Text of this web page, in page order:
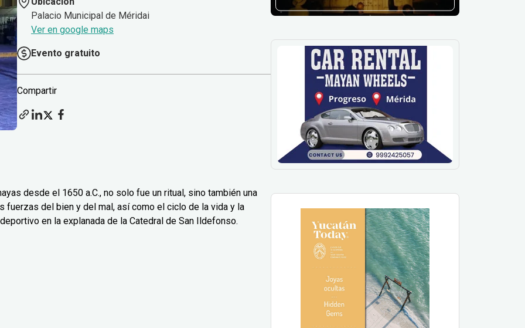
Palacio Municipal de Méridai
Ver en google maps
Evento gratuito
Compartir
desde el 1650 a.C., no solo fue un ritual, sino también una
fuerzas del bien y del mal, así como el ciclo de la vida y la
en la explanada de la Catedral de San Ildefonso.